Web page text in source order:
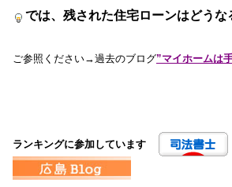
では、残された住宅ローンはどうな
ご参照ください→過去のブログ”マイホームは
ランキングに参加しています